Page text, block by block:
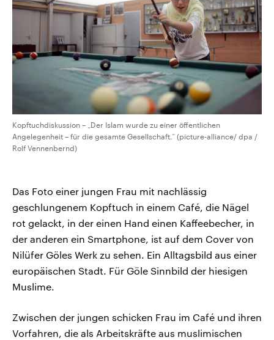
Kopftuchdiskussion – „Der Islam wurde zu einer öffentlichen
Angelegenheit – für die gesamte Gesellschaft.“ (picture-alliance/ dpa /
Rolf Vennenbernd)
Das Foto einer jungen Frau mit nachlässig
geschlungenem Kopftuch in einem Café, die Nägel
rot gelackt, in der einen Hand einen Kaffeebecher, in
der anderen ein Smartphone, ist auf dem Cover von
Nilüfer Göles Werk zu sehen. Ein Alltagsbild aus einer
europäischen Stadt. Für Göle Sinnbild der hiesigen
Muslime.
Zwischen der jungen schicken Frau im Café und ihren
Vorfahren, die als Arbeitskräfte aus muslimischen